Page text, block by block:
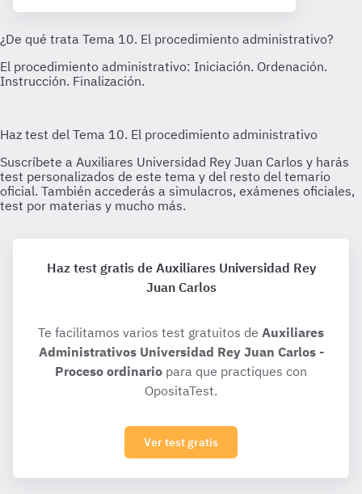
Haz test gratis de Auxiliares Universidad Rey
Juan Carlos
Te facilitamos varios test gratuitos de Auxiliares
Administrativos Universidad Rey Juan Carlos -
Proceso ordinario para que practiques con
OpositaTest.
Ver test gratis